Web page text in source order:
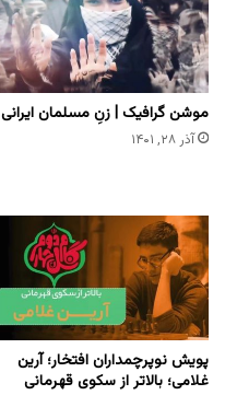
موشن گرافیک | زنِ مسلمان ایرانی
آذر ۲۸, ۱۴۰۱
پویش نوپرچمداران افتخار؛ آرین
غلامی؛ بالاتر از سکوی قهرمانی